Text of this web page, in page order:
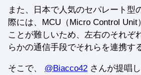
また、日本で人気のセパレート型
際には、MCU（Micro Control Unit
ことが難しいため、左右のそれぞ
らかの通信手段でそれらを連携す
そこで、 @Biacco42 さんが提唱